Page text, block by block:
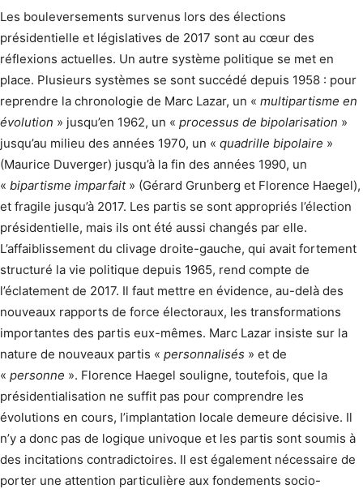
Les bouleversements survenus lors des élections
présidentielle et législatives de 2017 sont au cœur des
réflexions actuelles. Un autre système politique se met en
place. Plusieurs systèmes se sont succédé depuis 1958 : pour
reprendre la chronologie de Marc Lazar, un « multipartisme en
évolution » jusqu’en 1962, un « processus de bipolarisation »
jusqu’au milieu des années 1970, un « quadrille bipolaire »
(Maurice Duverger) jusqu’à la fin des années 1990, un
« bipartisme imparfait » (Gérard Grunberg et Florence Haegel),
et fragile jusqu’à 2017. Les partis se sont appropriés l’élection
présidentielle, mais ils ont été aussi changés par elle.
L’affaiblissement du clivage droite-gauche, qui avait fortement
structuré la vie politique depuis 1965, rend compte de
l’éclatement de 2017. Il faut mettre en évidence, au-delà des
nouveaux rapports de force électoraux, les transformations
importantes des partis eux-mêmes. Marc Lazar insiste sur la
nature de nouveaux partis « personnalisés » et de
« personne ». Florence Haegel souligne, toutefois, que la
présidentialisation ne suffit pas pour comprendre les
évolutions en cours, l’implantation locale demeure décisive. Il
n’y a donc pas de logique univoque et les partis sont soumis à
des incitations contradictoires. Il est également nécessaire de
porter une attention particulière aux fondements socio-